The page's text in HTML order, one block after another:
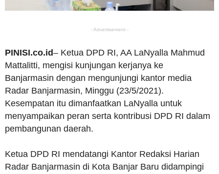
- Advertisement -
PINISI.co.id– Ketua DPD RI, AA LaNyalla Mahmud
Mattalitti, mengisi kunjungan kerjanya ke
Banjarmasin dengan mengunjungi kantor media
Radar Banjarmasin, Minggu (23/5/2021).
Kesempatan itu dimanfaatkan LaNyalla untuk
menyampaikan peran serta kontribusi DPD RI dalam
pembangunan daerah.
Ketua DPD RI mendatangi Kantor Redaksi Harian
Radar Banjarmasin di Kota Banjar Baru didampingi